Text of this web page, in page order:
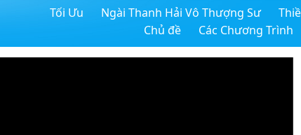
Tối Ưu Ngài Thanh Hải Vô Thượng Sư
Chủ đề
Các Chương Trình